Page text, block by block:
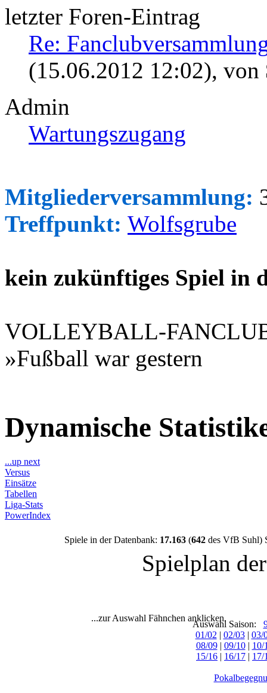
letzter Foren-Eintrag
Re:
(15.06.2012 12:02), von
Admin
Wartungszugang
Mitgliederversammlung:
Treffpunkt: Wolfsgrube
kein zukünftiges Spiel in
VOLLEYBALL-
»Fußball war gestern
Dynamische
...up next
Versus
Einsätze
Tabellen
Liga-Stats
PowerIndex
Spiele in der Datenbank: 17.163(642des VfB Suhl)
Spielplan
...zur Auswahl Fähnchen anklicken.
Auswahl Saison:
01/02 | 02/03| 03/
08/09| 09/10| 10/
15/16 | 16/17 | 17/